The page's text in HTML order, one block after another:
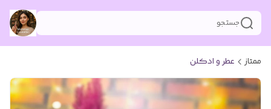
جستجو
ممتاز عطر و ادکلن